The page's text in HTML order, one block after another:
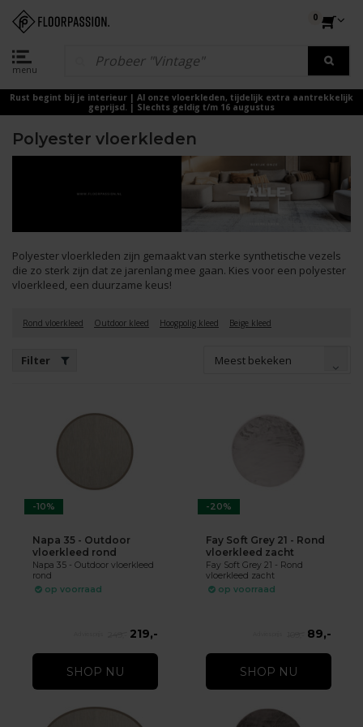
menu
0
Rust begint bij je interieur | Al onze vloerkleden, tijdelijk extra aantrekkelijk
geprijsd. | Slechts geldig t/m 16 augustus
Polyester vloerkleden
Polyester vloerkleden zijn gemaakt van sterke synthetische vezels
die zo sterk zijn dat ze jarenlang mee gaan. Kies voor een polyester
vloerkleed, een duurzame keus!
Rond vloerkleed Outdoor kleed Hoogpolig kleed Beige kleed
Filter Meest bekeken
-10%
Napa 35 - Outdoor
vloerkleed rond
Napa 35 - Outdoor vloerkleed
rond
op voorraad
219,-
SHOP NU
-20%
Fay Soft Grey 21 - Rond
vloerkleed zacht
Fay Soft Grey 21 - Rond
vloerkleed zacht
op voorraad
89,-
SHOP NU